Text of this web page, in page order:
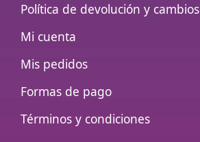
Política de devolución y cambios
Mi cuenta
Mis pedidos
Formas de pago
Términos y condiciones